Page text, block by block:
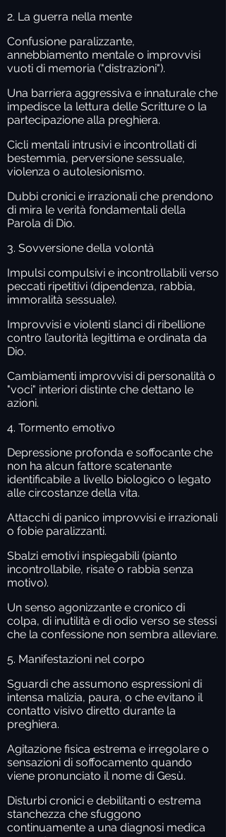
2. La guerra nella mente
Confusione paralizzante,
annebbiamento mentale o improvvisi
vuoti di memoria ("distrazioni").
Una barriera aggressiva e innaturale che
impedisce la lettura delle Scritture o la
partecipazione alla preghiera.
Cicli mentali intrusivi e incontrollati di
bestemmia, perversione sessuale,
violenza o autolesionismo.
Dubbi cronici e irrazionali che prendono
di mira le verità fondamentali della
Parola di Dio.
3. Sovversione della volontà
Impulsi compulsivi e incontrollabili verso
peccati ripetitivi (dipendenza, rabbia,
immoralità sessuale).
Improvvisi e violenti slanci di ribellione
contro l’autorità legittima e ordinata da
Dio.
Cambiamenti improvvisi di personalità o
"voci" interiori distinte che dettano le
azioni.
4. Tormento emotivo
Depressione profonda e soffocante che
non ha alcun fattore scatenante
identificabile a livello biologico o legato
alle circostanze della vita.
Attacchi di panico improvvisi e irrazionali
o fobie paralizzanti.
Sbalzi emotivi inspiegabili (pianto
incontrollabile, risate o rabbia senza
motivo).
Un senso agonizzante e cronico di
colpa, di inutilità e di odio verso se stessi
che la confessione non sembra alleviare.
5. Manifestazioni nel corpo
Sguardi che assumono espressioni di
intensa malizia, paura, o che evitano il
contatto visivo diretto durante la
preghiera.
Agitazione fisica estrema e irregolare o
sensazioni di soffocamento quando
viene pronunciato il nome di Gesù.
Disturbi cronici e debilitanti o estrema
stanchezza che sfuggono
continuamente a una diagnosi medica